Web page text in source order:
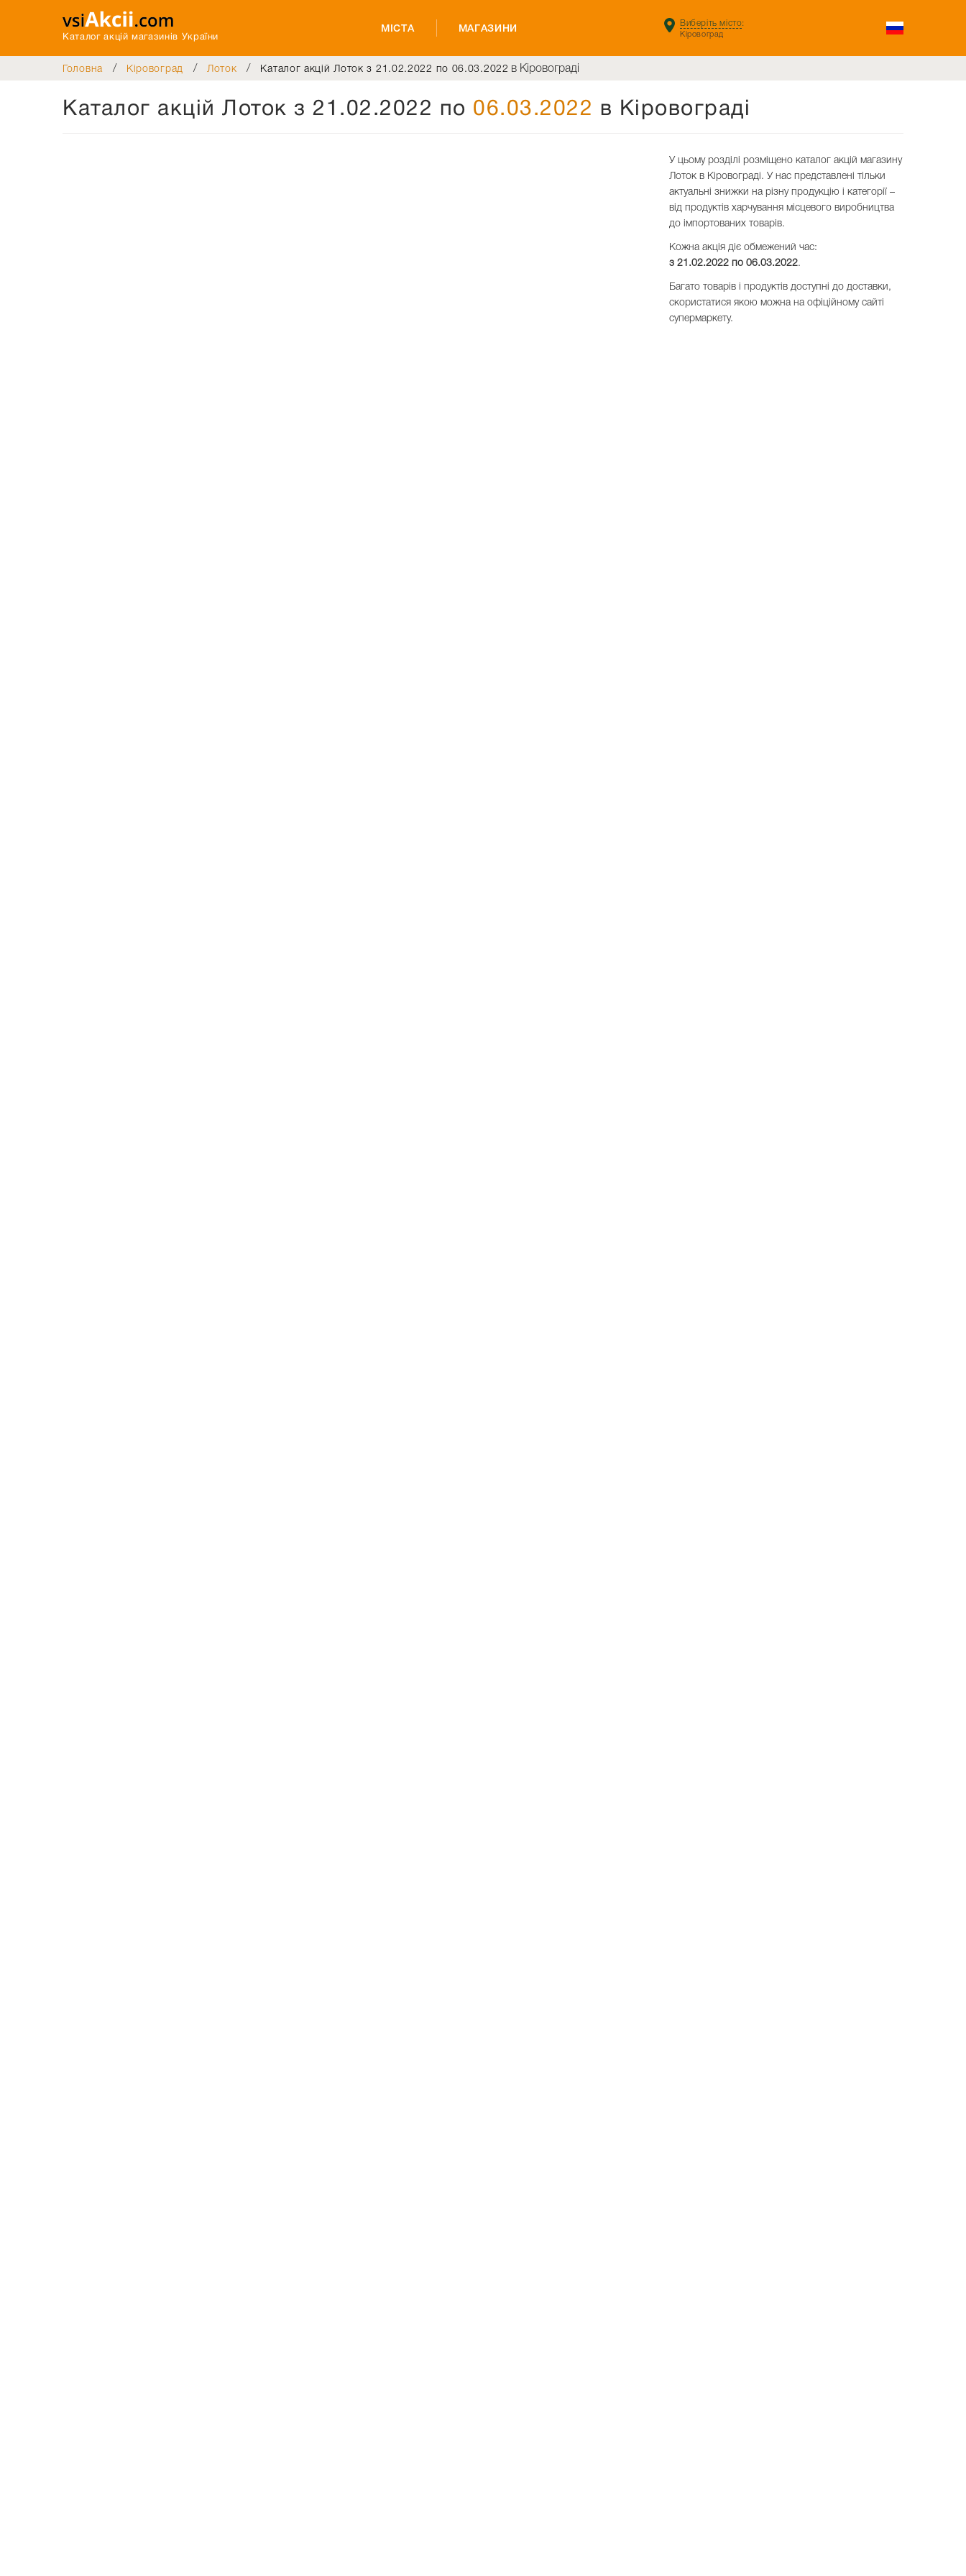
Каталог акцій магазинів України
МІСТА МАГАЗИНИ Виберіть місто:
Кіровоград
Головна / Кіровоград / Лоток / Каталог акцій Лоток з 21.02.2022 по 06.03.2022 в Кіровограді
Каталог акцій Лоток з 21.02.2022 по 06.03.2022 в Кіровограді
У цьому розділі розміщено каталог акцій магазину
Лоток в Кіровограді. У нас представлені тільки
актуальні знижки на різну продукцію і категорії –
від продуктів харчування місцевого виробництва
до імпортованих товарів.
Кожна акція діє обмежений час:
з 21.02.2022 по 06.03.2022.
Багато товарів і продуктів доступні до доставки,
скористатися якою можна на офіційному сайті
супермаркету.